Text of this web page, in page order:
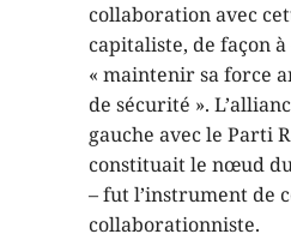
collaboration avec
capitaliste, de façon à
« maintenir sa force
de sécurité ».
gauche avec le Parti
constituait le nœud
– fut l’instrument de
collaborationniste.